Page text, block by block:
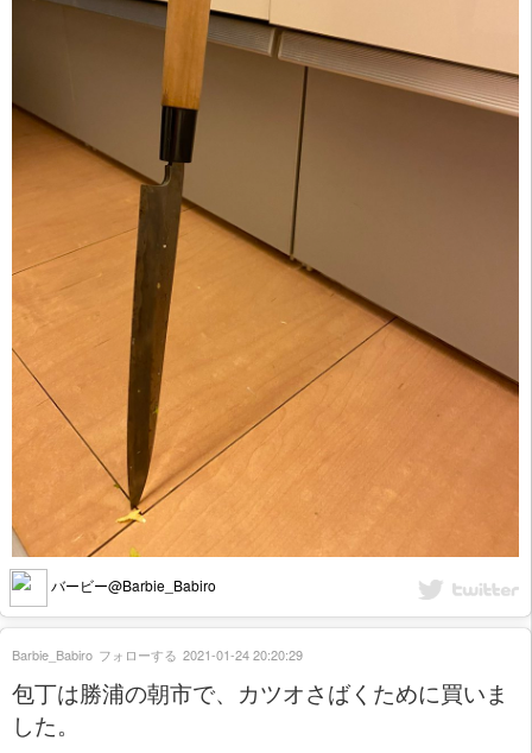
バービー@Barbie_Babiro
包丁は勝浦の朝市で、カツオさばくために買いま
した。
Barbie_Babiro フォローする 2021-01-24 20:20:29